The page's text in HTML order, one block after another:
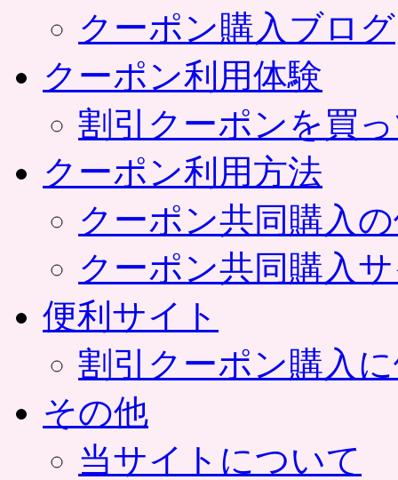
クーポン購入ブログ
クーポン利用体験
割引クーポンを買
クーポン利用方法
クーポン共同購入
クーポン共同購入
便利サイト
割引クーポン購入
その他
当サイトについて